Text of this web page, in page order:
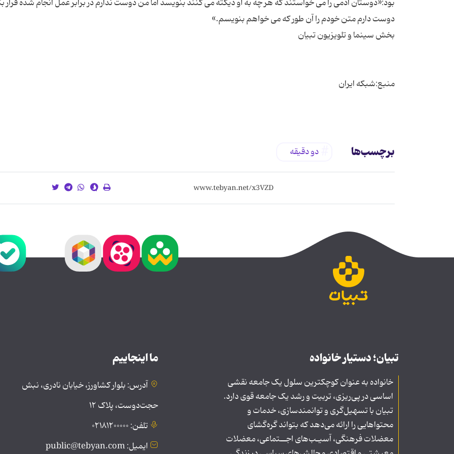
بود:«دوستان آدمی را می خواستند که هر چه به او دیکته می کنند بنویسد اما من دوست ندارم در برابر عمل انجام شده قرار
برچسب‌ها دو دقیقه
تبیان؛ دستیار خانواده
خانواده به عنوان کوچکترین سلول یک جامعه نقشی
اساسی در پی‌ریزی، تربیت و رشد یک جامعه قوی دارد.
تبیان با تسهیل‌گری و توانمندسازی، خدمات و
محتواهایی را ارائه می‌دهد که بتواند گره‌گشای
معضلات فرهنگی، آسیـب‌های اجــتماعی، معضلات
ما اینجاییم
آدرس: بلوار کشاورز، خیابان نادری، نبش
حجت‌دوست، پلاک ۱۲
تلفن: ۰۲۱۸۱۲۰۰۰۰۰
ایمیل: public@tebyan.com